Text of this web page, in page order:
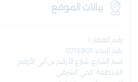
بيانات الموقع
رقم العقار: 1
رقم البناء: 0715901
اسم الشارع: شارع الأرقم بن أبي الأرقم
المنطقة: الحي الشرقي